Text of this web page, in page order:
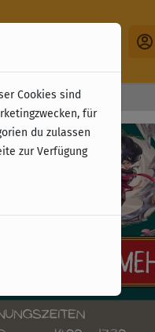
Cookies sind
für
du zulassen
zur Verfügung